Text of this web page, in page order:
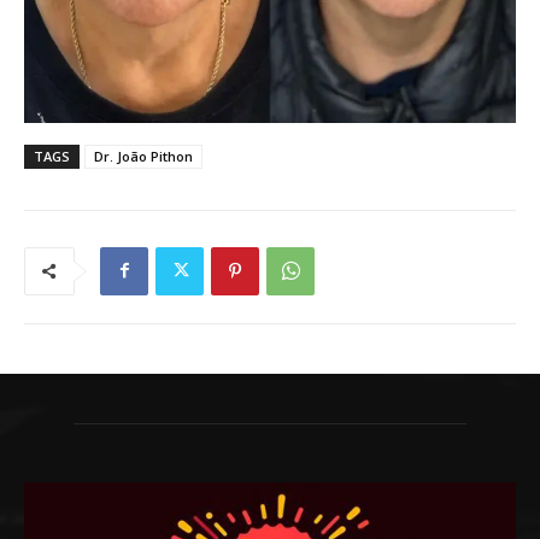
TAGS Dr. João Pithon